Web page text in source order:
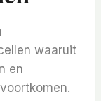
waaruit
en